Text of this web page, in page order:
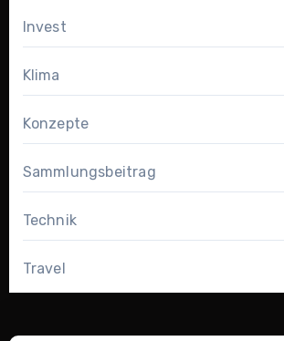
Invest
Klima
Konzepte
Sammlungsbeitrag
Technik
Travel